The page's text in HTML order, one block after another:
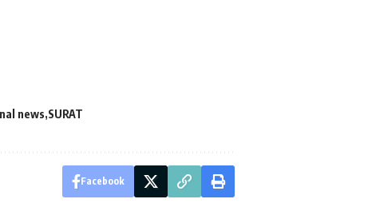
news SURAT
Facebook